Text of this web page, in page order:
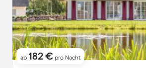
ab 182 € pro Nacht